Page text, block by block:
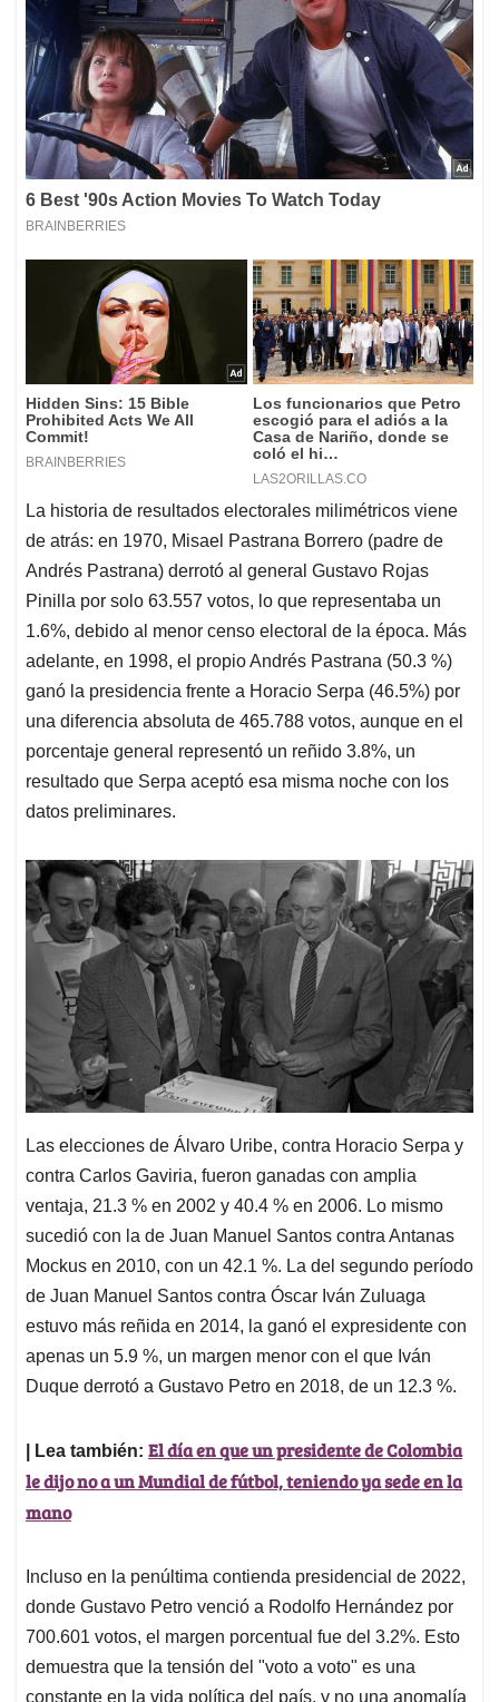
La historia de resultados electorales milimétricos viene
de atrás: en 1970, Misael Pastrana Borrero (padre de
Andrés Pastrana) derrotó al general Gustavo Rojas
Pinilla por solo 63.557 votos, lo que representaba un
1.6%, debido al menor censo electoral de la época. Más
adelante, en 1998, el propio Andrés Pastrana (50.3 %)
ganó la presidencia frente a Horacio Serpa (46.5%) por
una diferencia absoluta de 465.788 votos, aunque en el
porcentaje general representó un reñido 3.8%, un
resultado que Serpa aceptó esa misma noche con los
datos preliminares.
Las elecciones de Álvaro Uribe, contra Horacio Serpa y
contra Carlos Gaviria, fueron ganadas con amplia
ventaja, 21.3 % en 2002 y 40.4 % en 2006. Lo mismo
sucedió con la de Juan Manuel Santos contra Antanas
Mockus en 2010, con un 42.1 %. La del segundo período
de Juan Manuel Santos contra Óscar Iván Zuluaga
estuvo más reñida en 2014, la ganó el expresidente con
apenas un 5.9 %, un margen menor con el que Iván
Duque derrotó a Gustavo Petro en 2018, de un 12.3 %.
| Lea también: El día en que un presidente de Colombia
le dijo no a un Mundial de fútbol, teniendo ya sede en la
mano
Incluso en la penúltima contienda presidencial de 2022,
donde Gustavo Petro venció a Rodolfo Hernández por
700.601 votos, el margen porcentual fue del 3.2%. Esto
demuestra que la tensión del "voto a voto" es una
constante en la vida política del país, y no una anomalía